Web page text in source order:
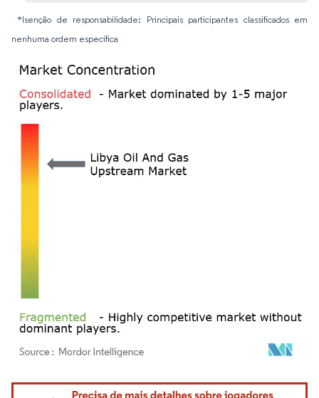
*Isenção de responsabilidade: Principais participantes classificados em
nenhuma ordem específica
Imagem © Mordor Intelligence. O reuso requer atribuição conforme CC BY 4.0.